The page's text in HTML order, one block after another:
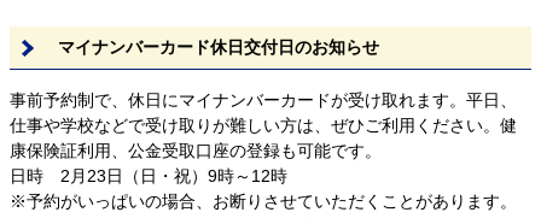
マイナンバーカード休日交付日のお知らせ
事前予約制で、休日にマイナンバーカードが受け取れます。平日、
仕事や学校などで受け取りが難しい方は、ぜひご利用ください。健
康保険証利用、公金受取口座の登録も可能です。
日時 2月23日（日・祝）9時～12時
※予約がいっぱいの場合、お断りさせていただくことがあります。